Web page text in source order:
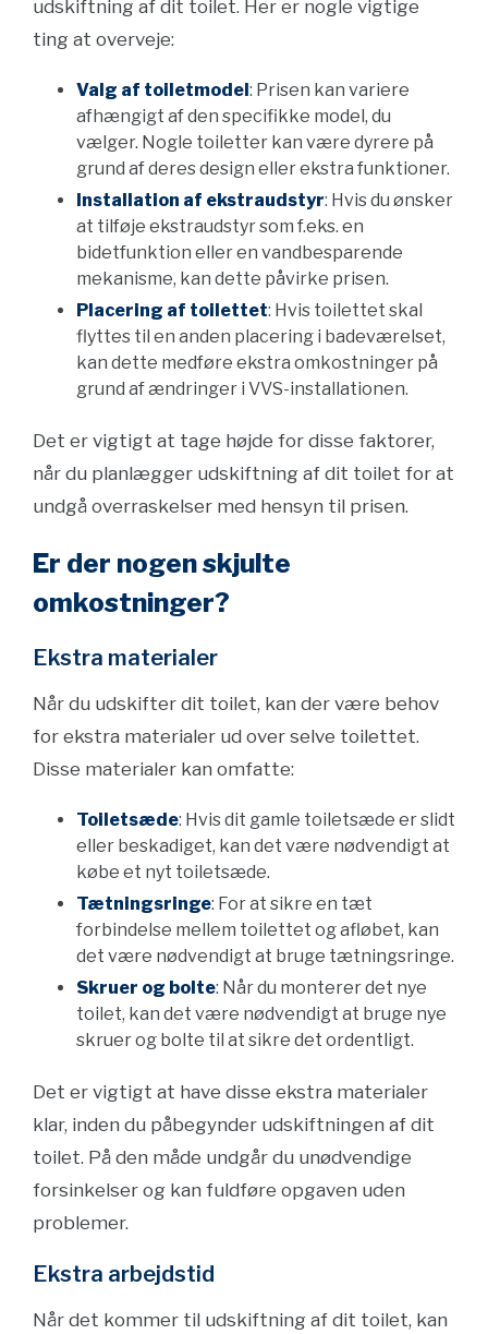
udskiftning af dit toilet. Her er nogle vigtige
ting at overveje:
Valg af toiletmodel: Prisen kan variere
afhængigt af den specifikke model, du
vælger. Nogle toiletter kan være dyrere på
grund af deres design eller ekstra funktioner.
Installation af ekstraudstyr: Hvis du ønsker
at tilføje ekstraudstyr som f.eks. en
bidetfunktion eller en vandbesparende
mekanisme, kan dette påvirke prisen.
Placering af toilettet: Hvis toilettet skal
flyttes til en anden placering i badeværelset,
kan dette medføre ekstra omkostninger på
grund af ændringer i VVS-installationen.
Det er vigtigt at tage højde for disse faktorer,
når du planlægger udskiftning af dit toilet for at
undgå overraskelser med hensyn til prisen.
Er der nogen skjulte
omkostninger?
Ekstra materialer
Når du udskifter dit toilet, kan der være behov
for ekstra materialer ud over selve toilettet.
Disse materialer kan omfatte:
Toiletsæde: Hvis dit gamle toiletsæde er slidt
eller beskadiget, kan det være nødvendigt at
købe et nyt toiletsæde.
Tætningsringe: For at sikre en tæt
forbindelse mellem toilettet og afløbet, kan
det være nødvendigt at bruge tætningsringe.
Skruer og bolte: Når du monterer det nye
toilet, kan det være nødvendigt at bruge nye
skruer og bolte til at sikre det ordentligt.
Det er vigtigt at have disse ekstra materialer
klar, inden du påbegynder udskiftningen af dit
toilet. På den måde undgår du unødvendige
forsinkelser og kan fuldføre opgaven uden
problemer.
Ekstra arbejdstid
Når det kommer til udskiftning af dit toilet, kan